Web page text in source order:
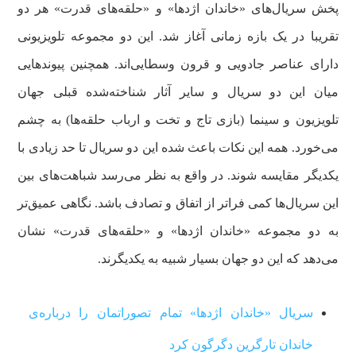
پخش سریال‌های «خاندان اژدها» و «حلقه‌های قدرت» هر دو
تقریبا در یک بازه زمانی آغاز شد. این دو مجموعه تلویزیونی
دارای عناصر جادویی و قرون وسطایی‌اند. همچنین پیوندهایی
میان این دو سریال و سایر آثار شناخته‌شده قبلی جهان
تلویزیون و سینما (بازی تاج و تخت و ارباب حلقه‌ها) به چشم
می‌خورد. همه این نکات باعث شده این دو سریال تا حد زیادی با
یکدیگر مقایسه شوند. در واقع به نظر می‌رسد شباهت‌های بین
این سریال‌ها کمی فراتر از اتفاق و تصادف باشد. نگاهی عمیق‌تر
به دو مجموعه «خاندان اژدها» و «حلقه‌های قدرت» نشان
می‌دهد که این دو جهان بسیار شبیه به یکدیگرند.
سریال «خاندان اژدها» تمام تصوراتمان را درباره‌‌‌‌ی
خاندان تارگرین دگرگون کرد